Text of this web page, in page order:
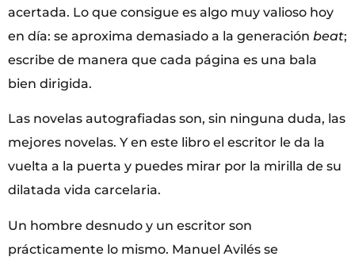
acertada. Lo que consigue es algo muy valioso hoy
en día: se aproxima demasiado a la generación beat;
escribe de manera que cada página es una bala
bien dirigida.
Las novelas autografiadas son, sin ninguna duda, las
mejores novelas. Y en este libro el escritor le da la
vuelta a la puerta y puedes mirar por la mirilla de su
dilatada vida carcelaria.
Un hombre desnudo y un escritor son
prácticamente lo mismo. Manuel Avilés se